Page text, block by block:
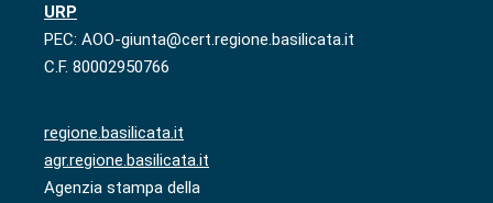
URP
PEC: AOO-giunta@cert.regione.basilicata.it
C.F. 80002950766
regione.basilicata.it
agr.regione.basilicata.it
Agenzia stampa della